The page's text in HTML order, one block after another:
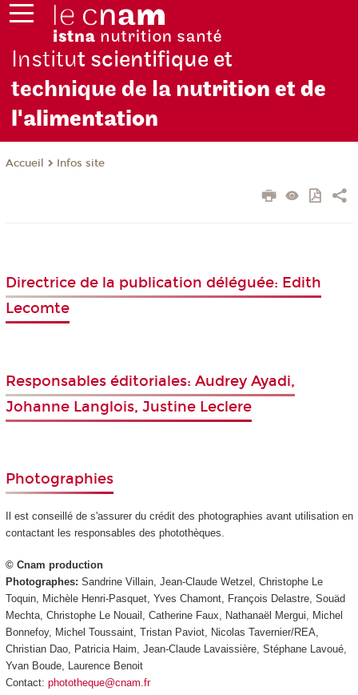
Institut scientifique et
technique de la nutrition et de
l'alimentation
Accueil Infos site
Directrice de la publication déléguée: Edith
Lecomte
Responsables éditoriales: Audrey Ayadi,
Johanne Langlois, Justine Leclere
Photographies
Il est conseillé de s'assurer du crédit des photographies avant utilisation en
contactant les responsables des photothèques.
© Cnam production
Photographes: Sandrine Villain, Jean-Claude Wetzel, Christophe Le
Toquin, Michèle Henri-Pasquet, Yves Chamont, François Delastre, Souäd
Mechta, Christophe Le Nouail, Catherine Faux, Nathanaël Mergui, Michel
Bonnefoy, Michel Toussaint, Tristan Paviot, Nicolas Tavernier/REA,
Christian Dao, Patricia Haim, Jean-Claude Lavaissière, Stéphane Lavoué,
Yvan Boude, Laurence Benoit
Contact: phototheque@cnam.fr